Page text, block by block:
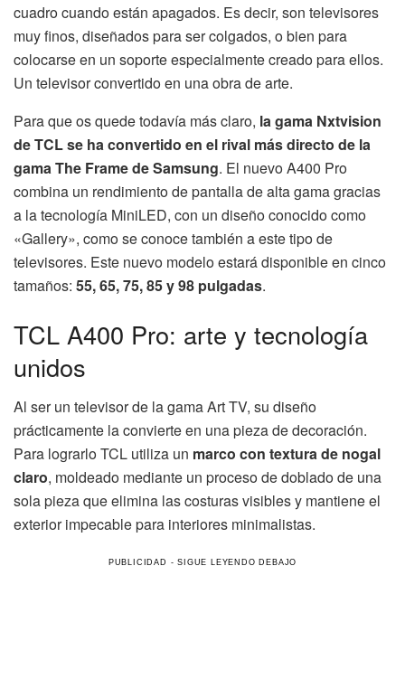
cuadro cuando están apagados. Es decir, son televisores
muy finos, diseñados para ser colgados, o bien para
colocarse en un soporte especialmente creado para ellos.
Un televisor convertido en una obra de arte.
Para que os quede todavía más claro, la gama Nxtvision
de TCL se ha convertido en el rival más directo de la
gama The Frame de Samsung. El nuevo A400 Pro
combina un rendimiento de pantalla de alta gama gracias
a la tecnología MiniLED, con un diseño conocido como
«Gallery», como se conoce también a este tipo de
televisores. Este nuevo modelo estará disponible en cinco
tamaños: 55, 65, 75, 85 y 98 pulgadas.
TCL A400 Pro: arte y tecnología
unidos
Al ser un televisor de la gama Art TV, su diseño
prácticamente la convierte en una pieza de decoración.
Para lograrlo TCL utiliza un marco con textura de nogal
claro, moldeado mediante un proceso de doblado de una
sola pieza que elimina las costuras visibles y mantiene el
exterior impecable para interiores minimalistas.